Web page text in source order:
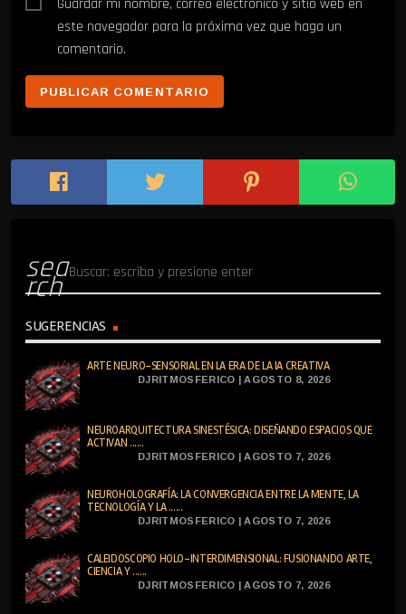
Guardar mi nombre, correo electrónico y sitio web en
este navegador para la próxima vez que haga un
comentario.
sea
rch
SUGERENCIAS
ARTE NEURO-SENSORIAL EN LA ERA DE LA IA CREATIVA
DJRITMOSFERICO | AGOSTO 8, 2026
NEUROARQUITECTURA SINESTÉSICA: DISEÑANDO ESPACIOS QUE
ACTIVAN ......
DJRITMOSFERICO | AGOSTO 7, 2026
NEUROHOLOGRAFÍA: LA CONVERGENCIA ENTRE LA MENTE, LA
TECNOLOGÍA Y LA ......
DJRITMOSFERICO | AGOSTO 7, 2026
CALEIDOSCOPIO HOLO-INTERDIMENSIONAL: FUSIONANDO ARTE,
CIENCIA Y ......
DJRITMOSFERICO | AGOSTO 7, 2026